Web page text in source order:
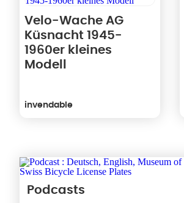
Velo-Wache AG
Küsnacht 1945-
1960er kleines
Modell
invendable
Podcasts